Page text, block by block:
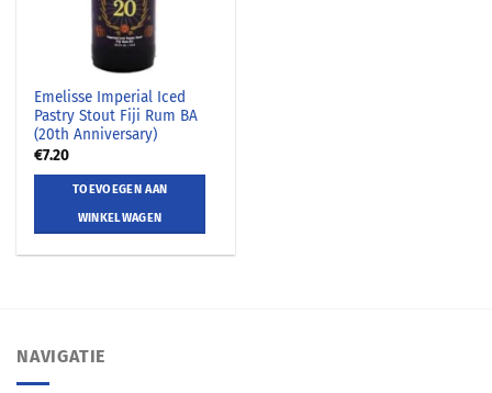
Emelisse Imperial Iced
Pastry Stout Fiji Rum BA
(20th Anniversary)
€7.20
TOEVOEGEN AAN
WINKELWAGEN
NAVIGATIE